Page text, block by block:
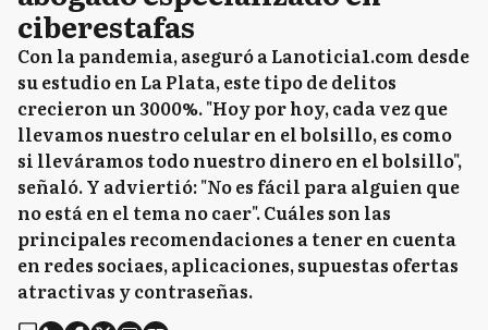
ciberestafas
Con la pandemia, aseguró a Lanoticia1.com desde
su estudio en La Plata, este tipo de delitos
crecieron un 3000%. "Hoy por hoy, cada vez que
llevamos nuestro celular en el bolsillo, es como
si lleváramos todo nuestro dinero en el bolsillo",
señaló. Y adviertió: "No es fácil para alguien que
no está en el tema no caer". Cuáles son las
principales recomendaciones a tener en cuenta
en redes sociaes, aplicaciones, supuestas ofertas
atractivas y contraseñas.